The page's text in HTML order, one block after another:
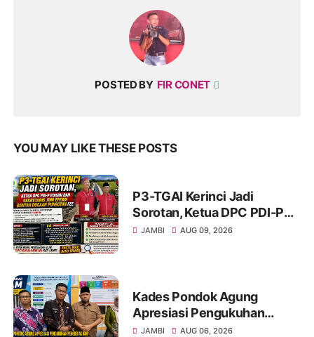
POSTED BY FIR CONET
YOU MAY LIKE THESE POSTS
P3-TGAI Kerinci Jadi
Sorotan, Ketua DPC PDI-P
Edison dan Sekretaris Joni
JAMBI AUG 09, 2026
Kades Pondok Agung
Apresiasi Pengukuhan
Penggerak HAM, Sebut Jadi
JAMBI AUG 06, 2026